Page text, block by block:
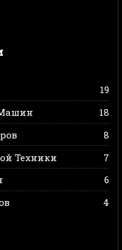
19
18
8
Техники
7
6
4